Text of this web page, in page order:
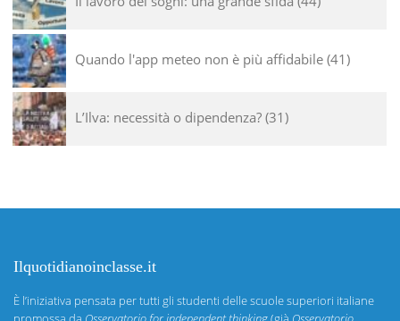
Quando l'app meteo non è più affidabile 41
L’Ilva: necessità o dipendenza? 31
Ilquotidianoinclasse.it
È l’iniziativa pensata per tutti gli studenti delle scuole superiori italiane